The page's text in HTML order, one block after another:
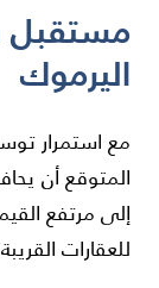
اليرموك
مع استمرار
المتوقع أن
إلى مرتفع
للعقارات